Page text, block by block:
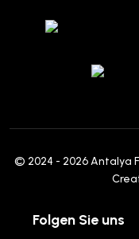
© 2024 - 2026 Antalya
Folgen Sie uns